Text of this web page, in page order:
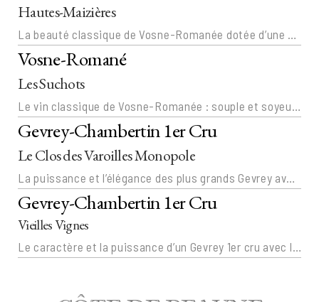
Hautes-Maizières
Vosne-Romané
Les Suchots
Gevrey-Chambertin 1er Cru
Le Clos des Varoilles Monopole
Gevrey-Chambertin 1er Cru
Vieilles Vignes